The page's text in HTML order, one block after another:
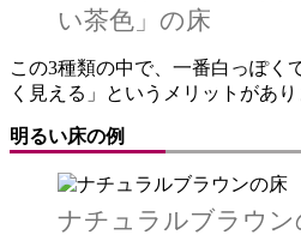
い茶色」の床
この3種類の中で、一番白っぽく
く見える」というメリットがあり
明るい床の例
ナチュラルブラウン